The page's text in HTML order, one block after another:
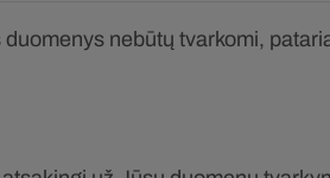
nebūtų tvarkomi,